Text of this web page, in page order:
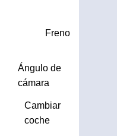
Freno
Ángulo de
cámara
Cambiar
coche